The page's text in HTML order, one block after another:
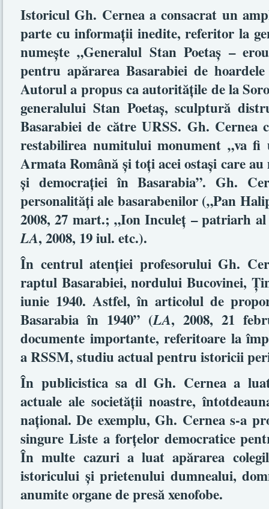
Istoricul Gh. Cernea a consacrat un
parte cu informaţii inedite, referitor la
numeşte „Generalul Stan Poetaş –
pentru apărarea Basarabiei de
Autorul a propus ca autorităţile de la
generalului Stan Poetaş, sculptură
Basarabiei de către URSS. Gh. Cernea
restabilirea numitului monument „va
Armata Română şi toţi acei ostaşi care
şi democraţiei în Basarabia”. Gh.
personalităţi ale basarabenilor („Pan
2008, 27 mart.; „Ion Inculeţ – patriarh
LA, 2008, 19 iul. etc.).
În centrul atenţiei profesorului Gh.
raptul Basarabiei, nordului Bucovinei,
iunie 1940. Astfel, în articolul de
Basarabia în 1940” (LA, 2008, 21
documente importante, referitoare la
a RSSM, studiu actual pentru istoricii
În publicistica sa dl Gh. Cernea a
actuale ale societăţii noastre,
naţional. De exemplu, Gh. Cernea s-a
singure Liste a forţelor democratice
În multe cazuri a luat apărarea
istoricului şi prietenului dumnealui,
anumite organe de presă xenofobe.